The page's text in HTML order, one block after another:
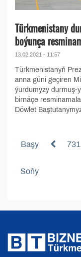
Türkmenistany
boýunça
13.02.2021 - 11:57
Türkmenistanyň
anna güni geçiren
ýurdumyzy durmuş-
birnäçe
Döwlet
Başy 731
Soňy